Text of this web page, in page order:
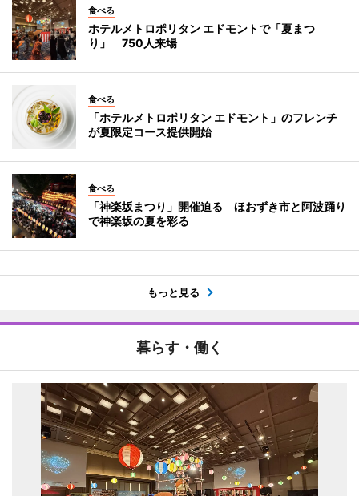
食べる
ホテルメトロポリタン エドモントで「夏まつ
り」 750人来場
食べる
「ホテルメトロポリタン エドモント」のフレンチ
が夏限定コース提供開始
食べる
「神楽坂まつり」開催迫る ほおずき市と阿波踊り
で神楽坂の夏を彩る
もっと見る
暮らす・働く